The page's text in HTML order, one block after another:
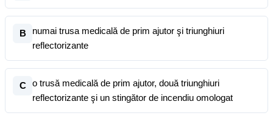
B
numai trusa medicală de prim ajutor şi triunghiuri
reflectorizante
C
o trusă medicală de prim ajutor, două triunghiuri
reflectorizante şi un stingător de incendiu omologat